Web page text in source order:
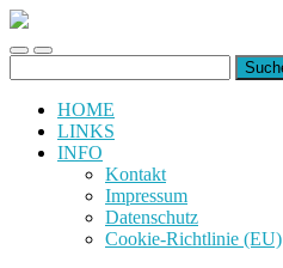
uiuiuiuiuiuiui.de
Toggle
mobile
Toggle
search
nach:
HOME
LINKS
INFO
Kontakt
Impressum
Datenschutz
Cookie-Richtlinie (EU)